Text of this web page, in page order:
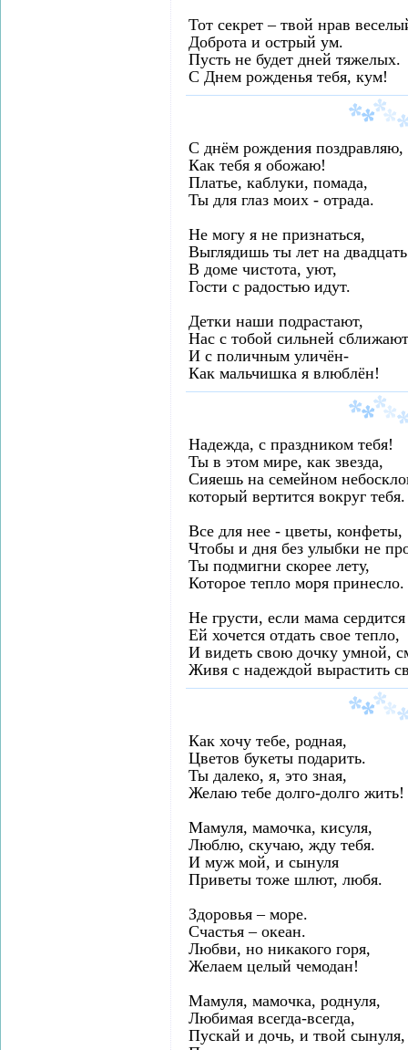
Тот секрет – твой нрав
Доброта и острый ум.
Пусть не будет дней тяжелых.
С Днем рожденья тебя, кум!
С днём рождения поздравляю,
Как тебя я обожаю!
Платье, каблуки, помада,
Ты для глаз моих - отрада.
Не могу я не признаться,
Выглядишь ты лет на
В доме чистота, уют,
Гости с радостью идут.
Детки наши подрастают,
Нас с тобой сильней
И с поличным уличён-
Как мальчишка я влюблён!
Надежда, с праздником тебя!
Ты в этом мире, как звезда,
Сияешь на семейном
который вертится вокруг тебя.
Все для нее - цветы, конфеты,
Чтобы и дня без улыбки не
Ты подмигни скорее лету,
Которое тепло моря принесло.
Не грусти, если мама
Ей хочется отдать свое тепло,
И видеть свою дочку умной,
Живя с надеждой вырастить
Как хочу тебе, родная,
Цветов букеты подарить.
Ты далеко, я, это зная,
Желаю тебе долго-долго жить!
Мамуля, мамочка, кисуля,
Люблю, скучаю, жду тебя.
И муж мой, и сынуля
Приветы тоже шлют, любя.
Здоровья – море.
Счастья – океан.
Любви, но никакого горя,
Желаем целый чемодан!
Мамуля, мамочка, роднуля,
Любимая всегда-всегда,
Пускай и дочь, и твой сынуля,